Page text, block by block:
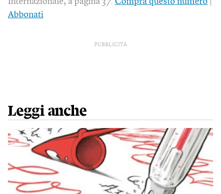
Abbonati
PUBBLICITÀ
Leggi anche